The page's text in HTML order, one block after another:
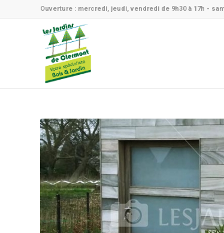
Ouverture : mercredi, jeudi, vendredi de 9h30 à 17h -